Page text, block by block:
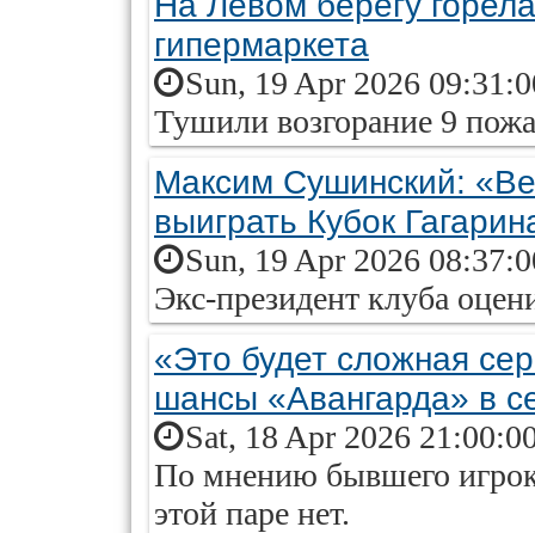
гипермаркета
Sun, 19 Apr 2026
Тушили возгорание 9
Максим Сушинский:
выиграть Кубок
Sun, 19 Apr 2026
Экс-президент клуба
«Это будет сложная
шансы «Авангарда» в
Sat, 18 Apr 2026
По мнению бывшего
этой паре нет.